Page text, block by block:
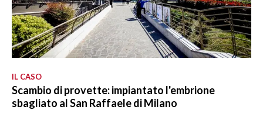
IL CASO
Scambio di provette: impiantato l'embrione
sbagliato al San Raffaele di Milano